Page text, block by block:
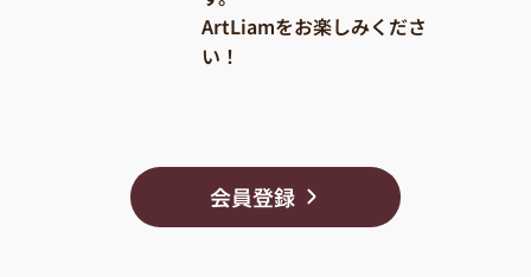
ArtLiamをお楽しみくださ
い！
会員登録